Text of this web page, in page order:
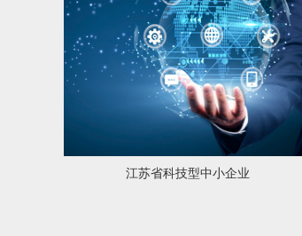
江苏省科技型中小企业